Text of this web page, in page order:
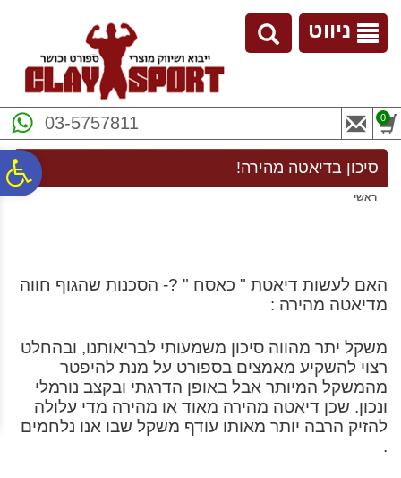
נגישות
ניווט
03-5757811 0
סיכון בדיאטה מהירה!
ראשי
האם לעשות דיאטת " כאסח " ?- הסכנות שהגוף חווה
מדיאטה מהירה :
משקל יתר מהווה סיכון משמעותי לבריאותנו, ובהחלט
רצוי להשקיע מאמצים בספורט על מנת להיפטר
מהמשקל המיותר אבל באופן הדרגתי ובקצב נורמלי
ונכון. שכן דיאטה מהירה מאוד או מהירה מדי עלולה
להזיק הרבה יותר מאותו עודף משקל שבו אנו נלחמים
.